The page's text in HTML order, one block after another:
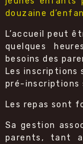
douzaine
L’accueil peut
quelques
besoins des
Les inscriptions
pré-inscriptions
Les repas sont
Sa gestion
parents, tant